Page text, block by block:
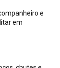
e
em